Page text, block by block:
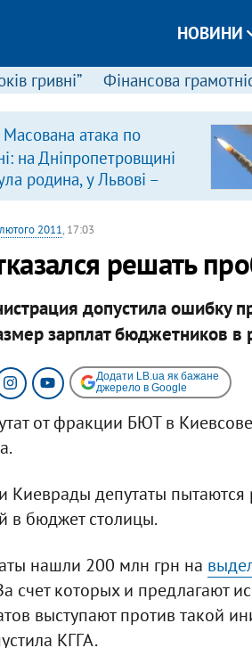
НОВИНИ
гривні” Фінансова
Масована атака по
на Дніпропетровщині
родина, у Львові –
багатоповерхівках
2011, 17:03
решать
допустила ошибку
зарплат бюджетников
Додати LB.ua як бажане
джерело в Google
от фракции БЮТ в
Киеврады депутаты
в бюджет столицы.
нашли 200 млн грн на
счет которых и предлагают
выступают против такой
КГГА.